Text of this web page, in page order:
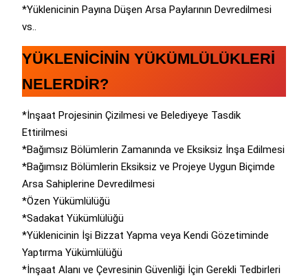
*Yüklenicinin Payına Düşen Arsa Paylarının Devredilmesi
vs..
YÜKLENİCİNİN YÜKÜMLÜLÜKLERİ
NELERDİR?
*İnşaat Projesinin Çizilmesi ve Belediyeye Tasdik
Ettirilmesi
*Bağımsız Bölümlerin Zamanında ve Eksiksiz İnşa Edilmesi
*Bağımsız Bölümlerin Eksiksiz ve Projeye Uygun Biçimde
Arsa Sahiplerine Devredilmesi
*Özen Yükümlülüğü
*Sadakat Yükümlülüğü
*Yüklenicinin İşi Bizzat Yapma veya Kendi Gözetiminde
Yaptırma Yükümlülüğü
*İnşaat Alanı ve Çevresinin Güvenliği İçin Gerekli Tedbirleri